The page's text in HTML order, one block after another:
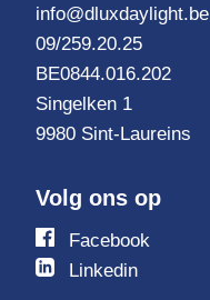
info@dluxdaylight.be
09/259.20.25
BE0844.016.202
Singelken 1
9980 Sint-Laureins
Volg ons op
Volg
ons
Facebook
Volg
Linkedin